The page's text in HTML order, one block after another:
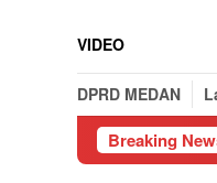
VIDEO
DPRD MEDAN
Breaking